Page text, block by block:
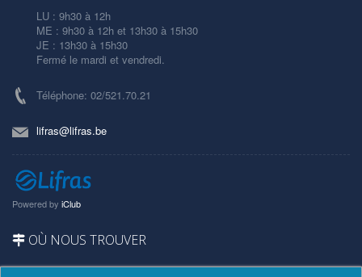
LU : 9h30 à 12h
ME : 9h30 à 12h et 13h30 à 15h30
JE : 13h30 à 15h30
Fermé le mardi et vendredi.
Téléphone: 02/521.70.21
lifras@lifras.be
Powered by iClub
OÙ NOUS TROUVER